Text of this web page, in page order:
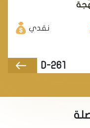
نقدي
D-261